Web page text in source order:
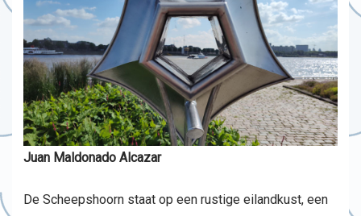
Juan Maldonado Alcazar
De Scheepshoorn staat op een rustige eilandkust, een